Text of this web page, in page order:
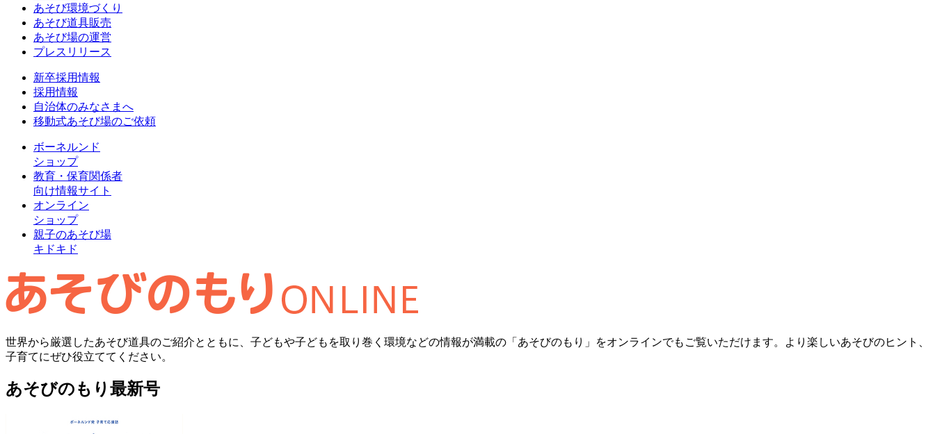
あそび環境づくり
あそび道具販売
あそび場の運営
プレスリリース
新卒採用情報
採用情報
自治体のみなさまへ
移動式あそび場のご依頼
ボーネルンド
ショップ
教育・保育関係者
向け情報サイト
オンライン
ショップ
親子のあそび場
キドキド
世界から厳選したあそび道具のご紹介とともに、子どもや子どもを取り巻く環境などの情報が満載の「あそびのもり」をオンラインでもご覧いただけます。より楽しいあそびのヒント、
子育てにぜひ役立ててください。
あそびのもり最新号